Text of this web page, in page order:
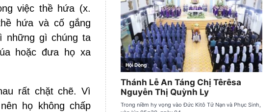
việc thề hứa (x.
hứa và cố gắng
những gì chúng ta
hoặc đưa họ xa
rất chặt chẽ. Vì
họ không chấp